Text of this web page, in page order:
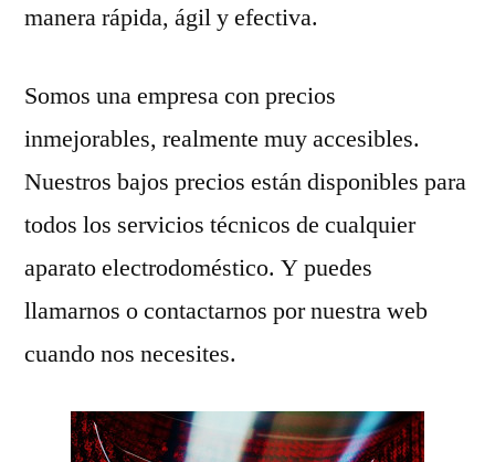
manera rápida, ágil y efectiva.
Somos una empresa con precios
inmejorables, realmente muy accesibles.
Nuestros bajos precios están disponibles para
todos los servicios técnicos de cualquier
aparato electrodoméstico. Y puedes
llamarnos o contactarnos por nuestra web
cuando nos necesites.